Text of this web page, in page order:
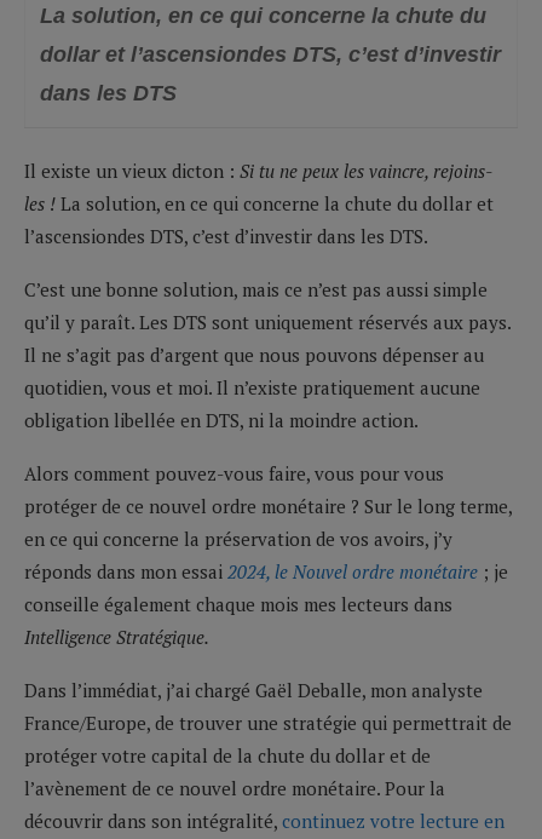
La solution, en ce qui concerne la chute du
dollar et l’ascensiondes DTS, c’est d’investir
dans les DTS
Il existe un vieux dicton : Si tu ne peux les vaincre, rejoins-
les ! La solution, en ce qui concerne la chute du dollar et
l’ascensiondes DTS, c’est d’investir dans les DTS.
C’est une bonne solution, mais ce n’est pas aussi simple
qu’il y paraît. Les DTS sont uniquement réservés aux pays.
Il ne s’agit pas d’argent que nous pouvons dépenser au
quotidien, vous et moi. Il n’existe pratiquement aucune
obligation libellée en DTS, ni la moindre action.
Alors comment pouvez-vous faire, vous pour vous
protéger de ce nouvel ordre monétaire ? Sur le long terme,
en ce qui concerne la préservation de vos avoirs, j’y
réponds dans mon essai 2024, le Nouvel ordre monétaire ; je
conseille également chaque mois mes lecteurs dans
Intelligence Stratégique.
Dans l’immédiat, j’ai chargé Gaël Deballe, mon analyste
France/Europe, de trouver une stratégie qui permettrait de
protéger votre capital de la chute du dollar et de
l’avènement de ce nouvel ordre monétaire. Pour la
découvrir dans son intégralité, continuez votre lecture en